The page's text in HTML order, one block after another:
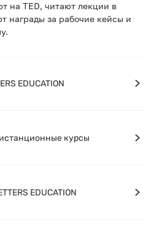
на TED, читают лекции в
награды за рабочие кейсы и
EDUCATION
курсы
EDUCATION